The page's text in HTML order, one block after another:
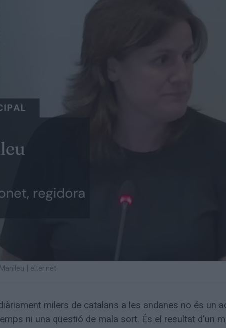
| elter.net
milers de catalans a les andanes no és un
ni una qüestió de mala sort. És el resultat d'un